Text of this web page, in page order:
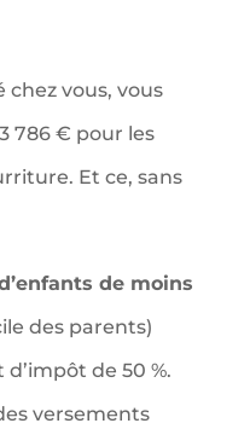
vous, vous
786 € pour les
Et ce, sans
de moins
des parents)
de 50 %.
versements